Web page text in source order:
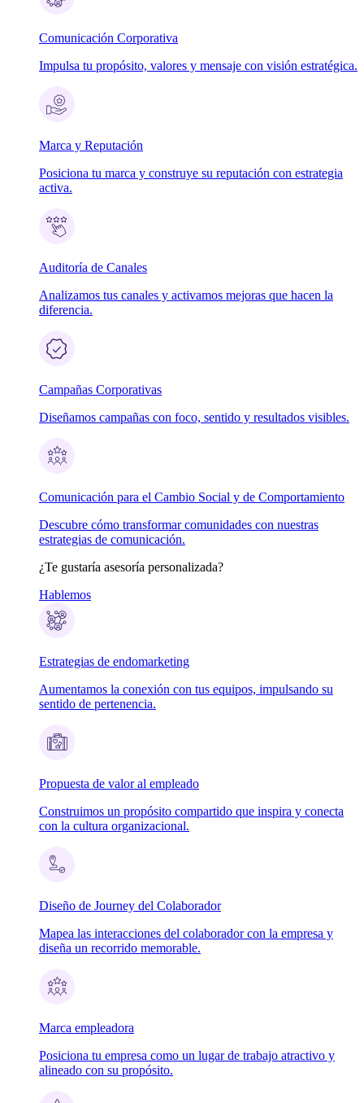
Comunicación Corporativa
Impulsa tu propósito, valores y mensaje con visión estratégica.
Marca y Reputación
Posiciona tu marca y construye su reputación con estrategia
activa.
Auditoría de Canales
Analizamos tus canales y activamos mejoras que hacen la
diferencia.
Campañas Corporativas
Diseñamos campañas con foco, sentido y resultados visibles.
Comunicación para el Cambio Social y de Comportamiento
Descubre cómo transformar comunidades con nuestras
estrategias de comunicación.
¿Te gustaría asesoría personalizada?
Hablemos
Estrategias de endomarketing
Aumentamos la conexión con tus equipos, impulsando su
sentido de pertenencia.
Propuesta de valor al empleado
Construimos un propósito compartido que inspira y conecta
con la cultura organizacional.
Diseño de Journey del Colaborador
Mapea las interacciones del colaborador con la empresa y
diseña un recorrido memorable.
Marca empleadora
Posiciona tu empresa como un lugar de trabajo atractivo y
alineado con su propósito.